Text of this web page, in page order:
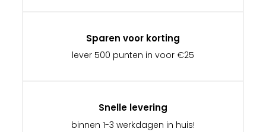
Sparen voor korting
lever 500 punten in voor €25
Snelle levering
binnen 1-3 werkdagen in huis!